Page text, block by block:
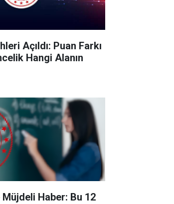
Açıldı: Puan Farkı
Hangi Alanın
Haber: Bu 12